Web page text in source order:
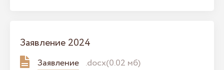
Заявление 2024
Заявление .docx(0.02 мб)